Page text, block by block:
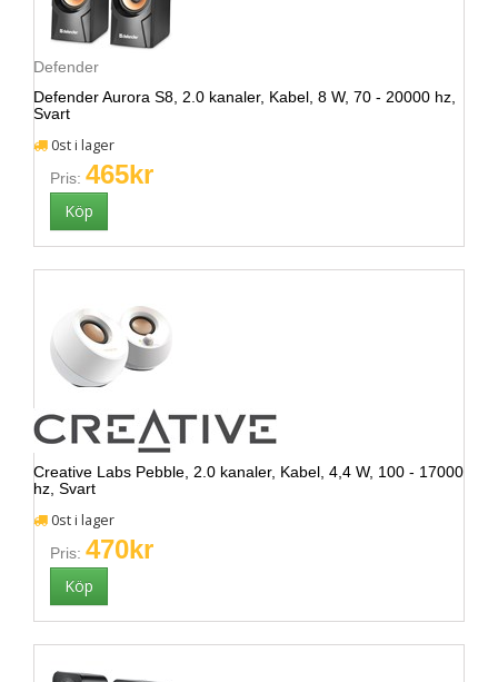
Defender
Defender Aurora S8, 2.0 kanaler, Kabel, 8 W, 70 - 20000 hz,
Svart
0st i lager
Pris: 465kr
Creative Labs Pebble, 2.0 kanaler, Kabel, 4,4 W, 100 - 17000
hz, Svart
0st i lager
Pris: 470kr